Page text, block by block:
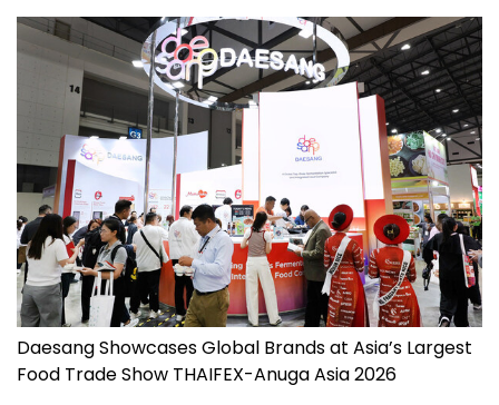
Daesang Showcases Global Brands at Asia’s Largest
Food Trade Show THAIFEX-Anuga Asia 2026